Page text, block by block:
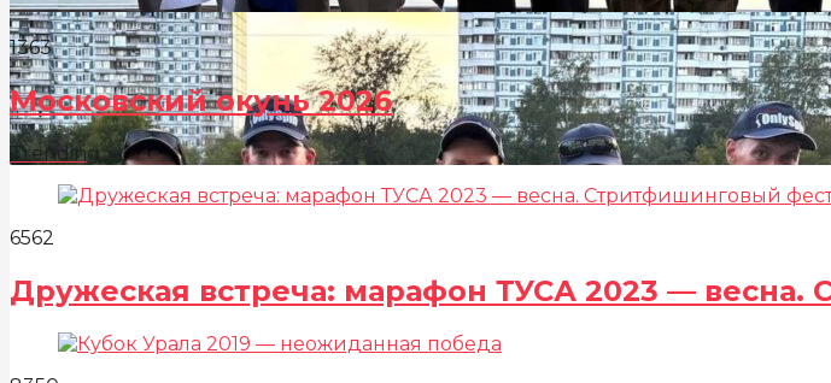
1363
Московский окунь 2026
Trending
6562
Дружеская встреча: марафон ТУСА 2023 —